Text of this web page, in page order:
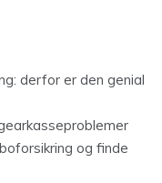
derfor er den genial
og finde